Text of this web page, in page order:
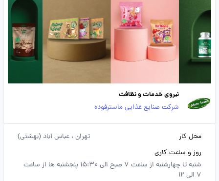
نیروی خدمات و نظافت
شرکت صنایع غذایی ماسترفوده
محل کار تهران ، عباس آباد (بهشتی)
روز و ساعت کاری
شنبه تا چهارشنبه از ساعت 7 صبح الی 15:30 پنجشنبه ها از ساعت
7 الی 12